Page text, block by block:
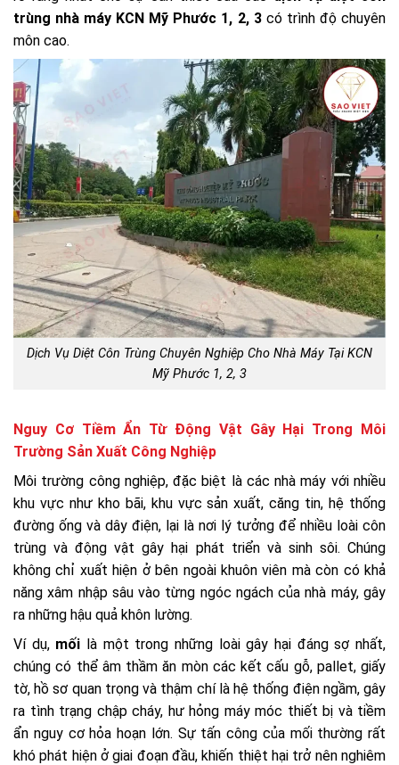
trùng nhà máy KCN Mỹ Phước 1, 2, 3có trình độ chuyên
môn cao.
Dịch Vụ Diệt Côn Trùng Chuyên Nghiệp Cho Nhà Máy Tại KCN
Mỹ Phước 1, 2, 3
Nguy Cơ Tiềm Ẩn Từ Động Vật Gây Hại Trong Môi
Trường Sản Xuất Công Nghiệp
Môi trường công nghiệp, đặc biệt là các nhà máy với nhiều
khu vực như kho bãi, khu vực sản xuất, căng tin, hệ thống
đường ống và dây điện, lại là nơi lý tưởng để nhiều loài côn
trùng và động vật gây hại phát triển và sinh sôi. Chúng
không chỉ xuất hiện ở bên ngoài khuôn viên mà còn có khả
năng xâm nhập sâu vào từng ngóc ngách của nhà máy, gây
ra những hậu quả khôn lường.
Ví dụ, mối là một trong những loài gây hại đáng sợ nhất,
chúng có thể âm thầm ăn mòn các kết cấu gỗ, pallet, giấy
tờ, hồ sơ quan trọng và thậm chí là hệ thống điện ngầm, gây
ra tình trạng chập cháy, hư hỏng máy móc thiết bị và tiềm
ẩn nguy cơ hỏa hoạn lớn. Sự tấn công của mối thường rất
khó phát hiện ở giai đoạn đầu, khiến thiệt hại trở nên nghiêm